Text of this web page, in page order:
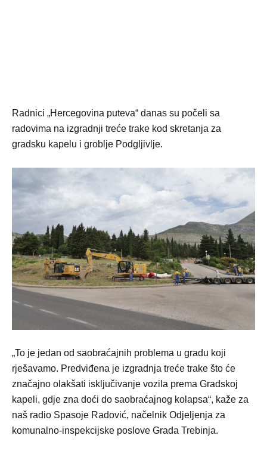
Radnici „Hercegovina puteva“ danas su počeli sa
radovima na izgradnji treće trake kod skretanja za
gradsku kapelu i groblje Podgljivlje.
„To je jedan od saobraćajnih problema u gradu koji
rješavamo. Predviđena je izgradnja treće trake što će
značajno olakšati isključivanje vozila prema Gradskoj
kapeli, gdje zna doći do saobraćajnog kolapsa“, kaže za
naš radio Spasoje Radović, načelnik Odjeljenja za
komunalno-inspekcijske poslove Grada Trebinja.